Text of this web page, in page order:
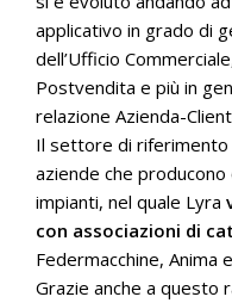
applicativo in grado di
dell’Ufficio
Postvendita e più in
relazione Azienda-
Il settore di riferimento
aziende che producono
impianti, nel quale Lyra
con associazioni di
Federmacchine, Anima
Grazie anche a questo